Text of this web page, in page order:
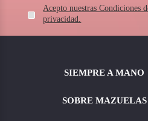
Acepto nuestras Condiciones
privacidad.
SIEMPRE A MANO
SOBRE MAZUELAS